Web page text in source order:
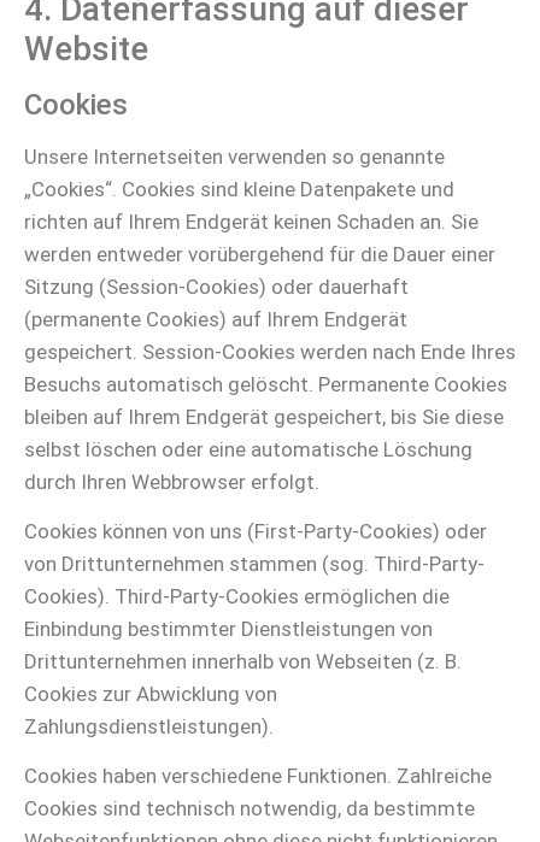
4. Datenerfassung auf dieser
Website
Cookies
Unsere Internetseiten verwenden so genannte
„Cookies“. Cookies sind kleine Datenpakete und
richten auf Ihrem Endgerät keinen Schaden an. Sie
werden entweder vorübergehend für die Dauer einer
Sitzung (Session-Cookies) oder dauerhaft
(permanente Cookies) auf Ihrem Endgerät
gespeichert. Session-Cookies werden nach Ende Ihres
Besuchs automatisch gelöscht. Permanente Cookies
bleiben auf Ihrem Endgerät gespeichert, bis Sie diese
selbst löschen oder eine automatische Löschung
durch Ihren Webbrowser erfolgt.
Cookies können von uns (First-Party-Cookies) oder
von Drittunternehmen stammen (sog. Third-Party-
Cookies). Third-Party-Cookies ermöglichen die
Einbindung bestimmter Dienstleistungen von
Drittunternehmen innerhalb von Webseiten (z. B.
Cookies zur Abwicklung von
Zahlungsdienstleistungen).
Cookies haben verschiedene Funktionen. Zahlreiche
Cookies sind technisch notwendig, da bestimmte